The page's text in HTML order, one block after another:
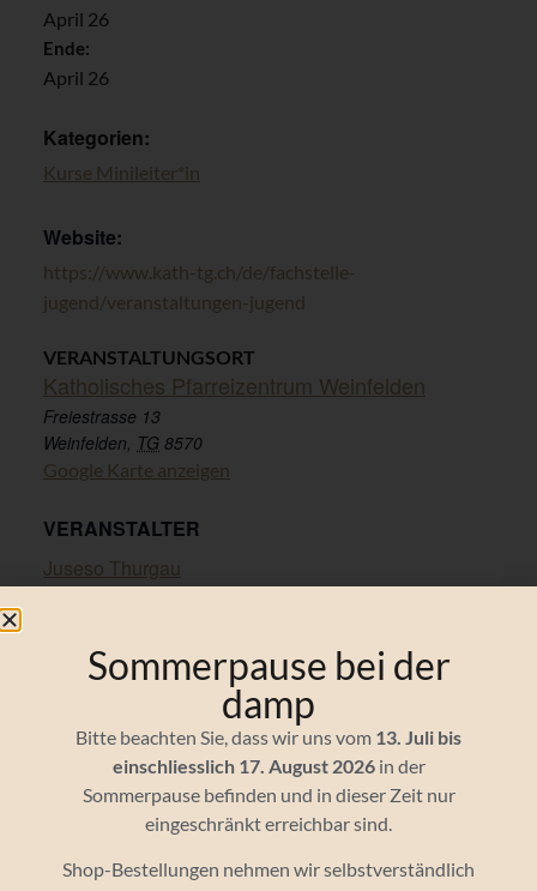
April 26
Ende:
April 26
Kategorien:
Kurse Minileiter*in
Website:
https://www.kath-tg.ch/de/fachstelle-
jugend/veranstaltungen-jugend
VERANSTALTUNGSORT
Katholisches Pfarreizentrum Weinfelden
Freiestrasse 13
Weinfelden, TG 8570
Google Karte anzeigen
VERANSTALTER
Juseso Thurgau
ÄHNLICHE VERANSTALTUNGEN
Sommerpause bei der
damp
Bitte beachten Sie, dass wir uns vom 13. Juli bis
einschliesslich 17. August 2026in der
Sommerpause befinden und in dieser Zeit nur
eingeschränkt erreichbar sind.
Shop-Bestellungen nehmen wir selbstverständlich